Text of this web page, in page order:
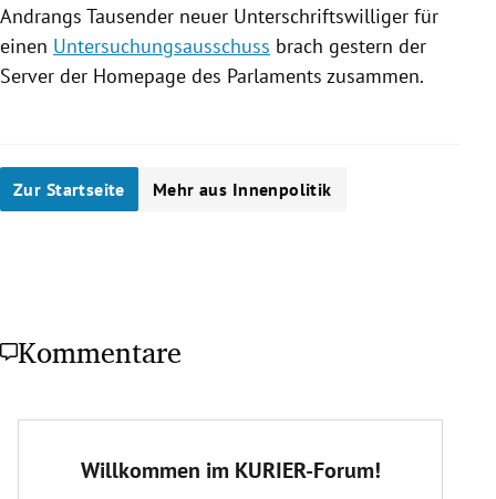
Andrangs Tausender neuer Unterschriftswilliger für
einen Untersuchungsausschuss brach gestern der
Server der Homepage des Parlaments zusammen.
Zur Startseite Mehr aus Innenpolitik
Kommentare